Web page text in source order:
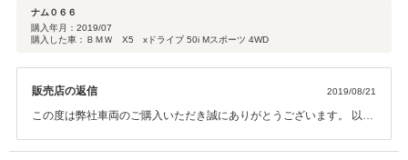
りはなかったのですが車もとても綺麗で、スタッフの方も 話やすくその日に
購入を決めてしまいましたww 納車までも丁寧に対応していただきどうもあ
りがとうございました！！
ナム０６６
購入年月： 2019/07
購入した車：ＢＭＷ X5 xドライブ 50i Mスポーツ 4WD
販売店の返信 2019/08/21
この度は弊社車両のご購入いただき誠にありがとうございます。 以前
X5はアウトドア派の方にも人気の車種でお客様の雰囲気などにもお似